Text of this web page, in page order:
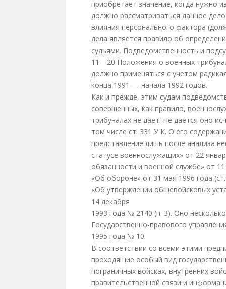
приобретает значение, когда нужно
должно рассматриваться данное
влияния персонального фактора
дела является правило об
судьями. Подведомственность и
11—20 Положения о военных
должно применяться с учетом
конца 1991 — начала 1992 годов.
Как и прежде, этим судам
совершенных, как правило,
трибуналах не дает. Не дается оно
том числе ст. 331 У К. О его
представление лишь после анализа
статусе военнослужащих» от 22
обязанности и военной службе» от
«Об обороне» от 31 мая 1996 года
«Об утверждении общевойсковых
14 декабря
1993 года № 2140 (п. 3). Оно
Государственно-правового
1995 года № 10.
В соответствии со всеми этими
проходящие особый вид
пограничных войсках, внутренних
правительственной связи и